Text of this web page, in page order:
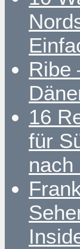
Ribe
16
für
nach